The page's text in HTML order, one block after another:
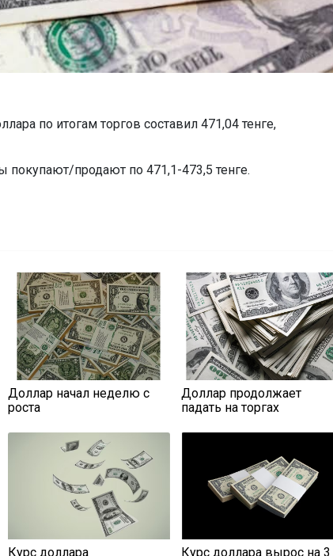
по итогам торгов составил 471,04 тенге,
покупают/продают по 471,1-473,5 тенге.
Доллар начал неделю с
роста
Доллар продолжает
падать на торгах
Курс доллара
Курс доллара вырос на 3